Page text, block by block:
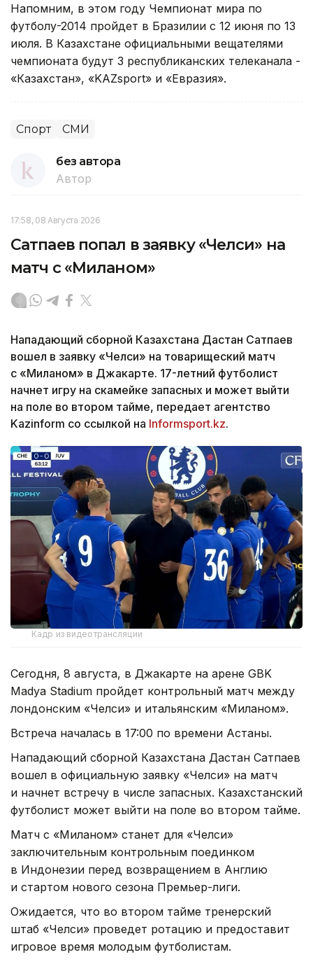
Напомним, в этом году Чемпионат мира по
футболу-2014 пройдет в Бразилии с 12 июня по 13
июля. В Казахстане официальными вещателями
чемпионата будут 3 республиканских телеканала -
«Казахстан», «KAZsport» и «Евразия».
Спорт СМИ
без автора
Автор
17:58, 08 Августа 2026
Сатпаев попал в заявку «Челси» на
матч с «Миланом»
Нападающий сборной Казахстана Дастан Сатпаев
вошел в заявку «Челси» на товарищеский матч
с «Миланом» в Джакарте. 17-летний футболист
начнет игру на скамейке запасных и может выйти
на поле во втором тайме, передает агентство
Kazinform со ссылкой на Informsport.kz.
Кадр из видеотрансляции
Сегодня, 8 августа, в Джакарте на арене GBK
Madya Stadium пройдет контрольный матч между
лондонским «Челси» и итальянским «Миланом».
Встреча началась в 17:00 по времени Астаны.
Нападающий сборной Казахстана Дастан Сатпаев
вошел в официальную заявку «Челси» на матч
и начнет встречу в числе запасных. Казахстанский
футболист может выйти на поле во втором тайме.
Матч с «Миланом» станет для «Челси»
заключительным контрольным поединком
в Индонезии перед возвращением в Англию
и стартом нового сезона Премьер-лиги.
Ожидается, что во втором тайме тренерский
штаб «Челси» проведет ротацию и предоставит
игровое время молодым футболистам.